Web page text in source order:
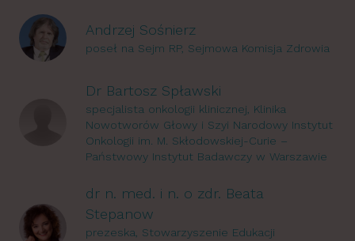
Andrzej Sośnierz
poseł na Sejm RP, Sejmowa Komisja Zdrowia
Dr Bartosz Spławski
specjalista onkologii klinicznej, Klinika
Nowotworów Głowy i Szyi Narodowy Instytut
Onkologii im. M. Skłodowskiej-Curie –
Państwowy Instytut Badawczy w Warszawie
dr n. med. i n. o zdr. Beata
Stepanow
prezeska, Stowarzyszenie Edukacji